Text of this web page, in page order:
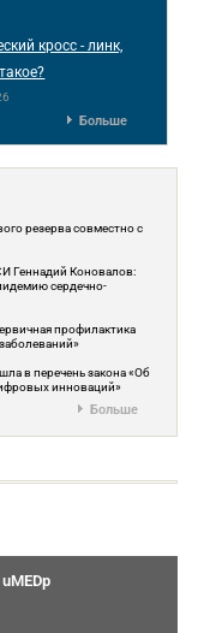
кросс - линк,
Больше
резерва совместно с
Геннадий Коновалов:
сердечно-
профилактика
в перечень закона «Об
инноваций»
Больше